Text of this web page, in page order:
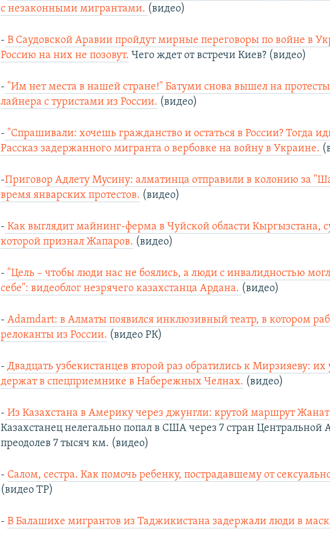
с незаконными мигрантами. (видео)
- В Саудовской Аравии пройдут мирные переговоры по войне в
Россию на них не позовут. Чего ждет от встречи Киев? (видео)
- "Им нет места в нашей стране!" Батуми снова вышел на
лайнера с туристами из России. (видео)
- "Спрашивали: хочешь гражданство и остаться в России? Тогда
Рассказ задержанного мигранта о вербовке на войну в Украине.
-Приговор Адлету Мусину: алматинца отправили в колонию за
время январских протестов. (видео)
- Как выглядит майнинг-ферма в Чуйской области Кыргызстана,
которой признал Жапаров. (видео)
- "Цель – чтобы люди нас не боялись, а люди с инвалидностью
себе": видеоблог незрячего казахстанца Ардана. (видео)
-Adamdart: в Алматы появился инклюзивный театр, в котором
релоканты из России. (видео РК)
-Двадцать узбекистанцев второй раз обратились к Мирзияеву:
держат в спецприемнике в Набережных Челнах. (видео)
- Из Казахстана в Америку через джунгли: крутой маршрут
Казахстанец нелегально попал в США через 7 стран Центральной
преодолев 7 тысяч км. (видео)
- Салом, сестра. Как помочь ребенку, пострадавшему от
(видео ТР)
-В Балашихе мигрантов из Таджикистана задержали люди в